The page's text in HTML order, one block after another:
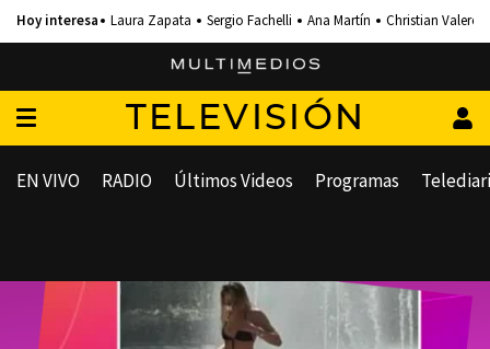
Laura Zapata Sergio Fachelli Ana Martín Christian Valero
TELEVISIÓN
EN VIVO RADIO Últimos Videos Programas